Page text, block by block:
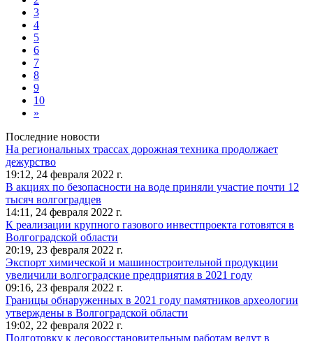
3
4
5
6
7
8
9
10
»
Последние новости
На региональных трассах дорожная техника продолжает
дежурство
19:12, 24 февраля 2022 г.
В акциях по безопасности на воде приняли участие почти 12
тысяч волгоградцев
14:11, 24 февраля 2022 г.
К реализации крупного газового инвестпроекта готовятся в
Волгоградской области
20:19, 23 февраля 2022 г.
Экспорт химической и машиностроительной продукции
увеличили волгоградские предприятия в 2021 году
09:16, 23 февраля 2022 г.
Границы обнаруженных в 2021 году памятников археологии
утверждены в Волгоградской области
19:02, 22 февраля 2022 г.
Подготовку к лесовосстановительным работам ведут в